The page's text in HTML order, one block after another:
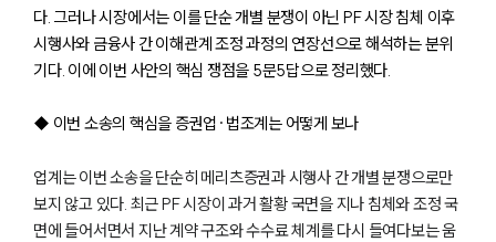
다. 그러나 시장에서는 이를 단순 개별 분쟁이 아닌 PF 시장 침체 이후
시행사와 금융사 간 이해관계 조정 과정의 연장선으로 해석하는 분위
기다. 이에 이번 사안의 핵심 쟁점을 5문5답으로 정리했다.
◆ 이번 소송의 핵심을 증권업·법조계는 어떻게 보나
업계는 이번 소송을 단순히 메리츠증권과 시행사 간 개별 분쟁으로만
보지 않고 있다. 최근 PF 시장이 과거 활황 국면을 지나 침체와 조정 국
면에 들어서면서 지난 계약 구조와 수수료 체계를 다시 들여다보는 움